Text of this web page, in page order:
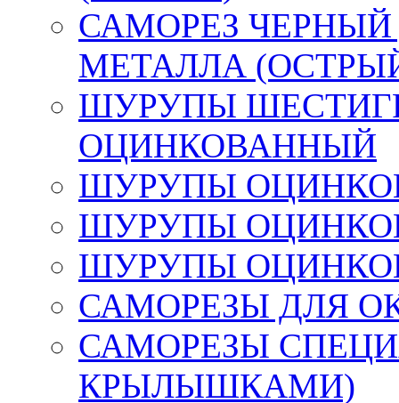
САМОРЕЗ
МЕТАЛЛА
ШУРУПЫ
ОЦИНКОВАННЫЙ
ШУРУПЫ
ШУРУПЫ
ШУРУПЫ
САМОРЕЗЫ ДЛЯ
САМОРЕЗЫ
КРЫЛЫШКАМИ)